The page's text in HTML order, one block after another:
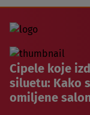
Cipele koje
siluetu: Kako
omiljene